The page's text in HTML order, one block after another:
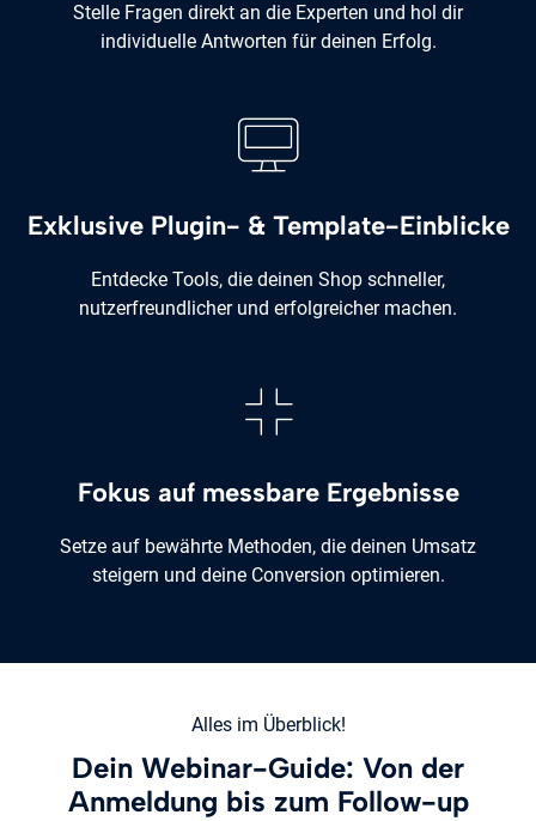
Stelle Fragen direkt an die Experten und hol dir
individuelle Antworten für deinen Erfolg.
Exklusive Plugin- & Template-Einblicke
Entdecke Tools, die deinen Shop schneller,
nutzerfreundlicher und erfolgreicher machen.
Fokus auf messbare Ergebnisse
Setze auf bewährte Methoden, die deinen Umsatz
steigern und deine Conversion optimieren.
Alles im Überblick!
Dein Webinar-Guide: Von der
Anmeldung bis zum Follow-up